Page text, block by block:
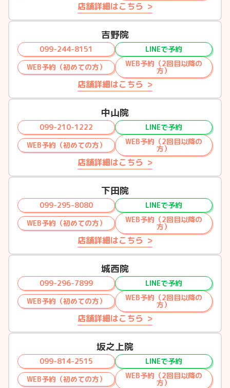
店舗詳細はこちら
吉野院
099-244-8151
LINEで予約
WEB予約（初めての方）
WEB予約（2回目以降の
方）
店舗詳細はこちら
中山院
099-210-1222
LINEで予約
WEB予約（初めての方）
WEB予約（2回目以降の
方）
店舗詳細はこちら
下田院
099-295-8080
LINEで予約
WEB予約（初めての方）
WEB予約（2回目以降の
方）
店舗詳細はこちら
城西院
099-296-7899
LINEで予約
WEB予約（初めての方）
WEB予約（2回目以降の
方）
店舗詳細はこちら
坂之上院
099-814-2515
LINEで予約
WEB予約（初めての方）
WEB予約（2回目以降の
方）